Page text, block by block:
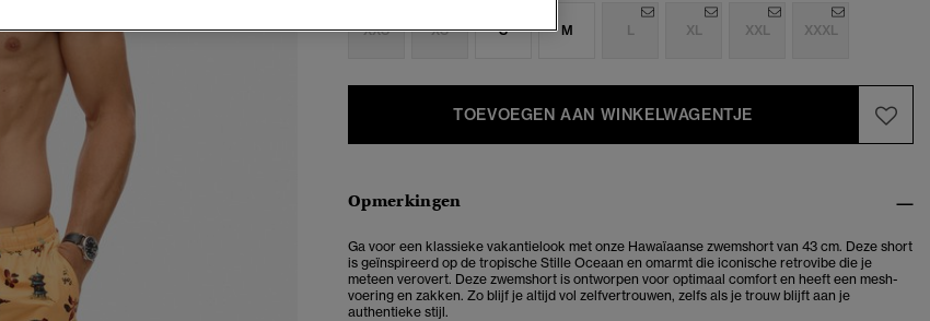
XXS XS S M L XL XXL XXXL
TOEVOEGEN AAN WINKELWAGENTJE
Opmerkingen
Ga voor een klassieke vakantielook met onze Hawaïaanse zwemshort van 43 cm. Deze short
is geïnspireerd op de tropische Stille Oceaan en omarmt die iconische retrovibe die je
meteen verovert. Deze zwemshort is ontworpen voor optimaal comfort en heeft een mesh-
voering en zakken. Zo blijf je altijd vol zelfvertrouwen, zelfs als je trouw blijft aan je
authentieke stijl.